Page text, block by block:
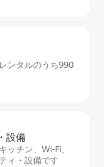
ンタルのうち990
設⁠備
ッチン、Wi-Fi、
ィ・設備です